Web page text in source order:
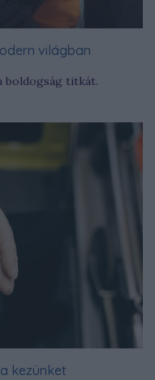
világban
boldogság titkát.
kezünket